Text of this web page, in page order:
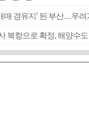
매 경유지’ 된 부산…우려
북항으로 확정, 해양수